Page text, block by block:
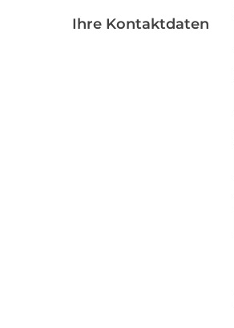
Ihre Kontaktdaten